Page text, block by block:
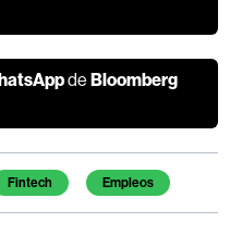
deBloomberg
Fintech Empleos